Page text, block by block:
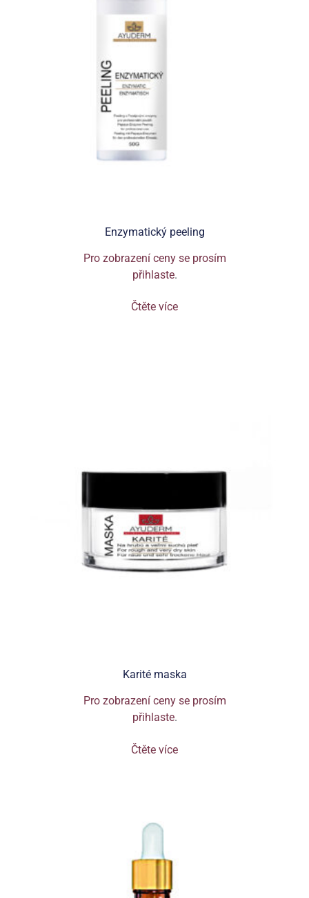
Enzymatický peeling
Pro zobrazení ceny se prosím
přihlaste.
Čtěte více
Karité maska
Pro zobrazení ceny se prosím
přihlaste.
Čtěte více